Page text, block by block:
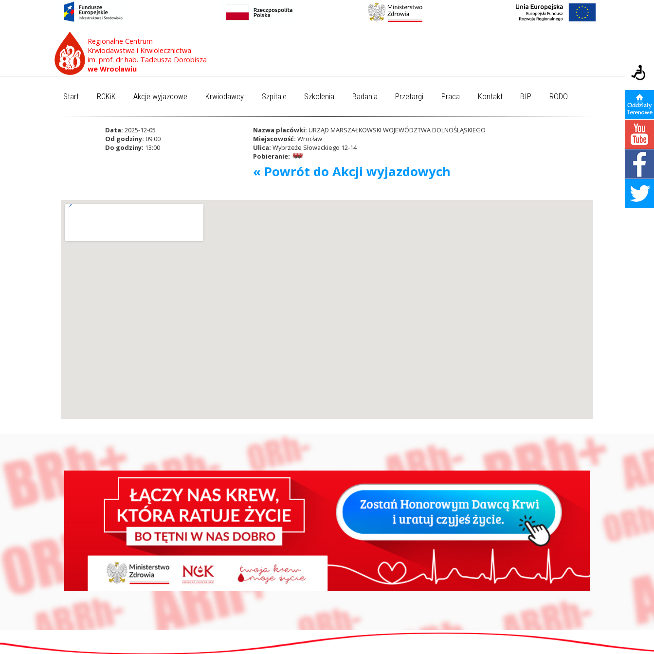
Regionalne Centrum
Krwiodawstwa i Krwiolecznictwa
im. prof. dr hab. Tadeusza Dorobisza
we Wrocławiu
Start RCKiK Akcje wyjazdowe Krwiodawcy Szpitale Szkolenia Badania Przetargi Praca Kontakt BIP RODO
Data: 2025-12-05
Od godziny: 09:00
Do godziny: 13:00
Nazwa placówki: URZĄD MARSZAŁKOWSKI WOJEWÓDZTWA DOLNOŚLĄSKIEGO
Miejscowość: Wrocław
Ulica: Wybrzeże Słowackiego 12-14
Pobieranie:
« Powrót do Akcji wyjazdowych